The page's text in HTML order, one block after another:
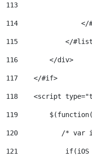
113
114
</
115
</
116
        </div>
117
    </#if>
118
<script
119
120
/* var
121
if(iOS